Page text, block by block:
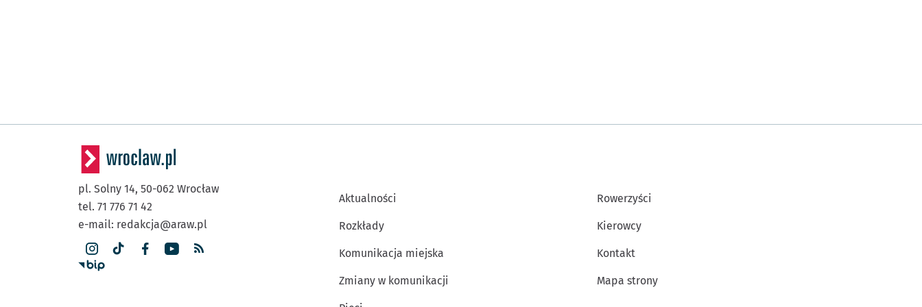
pl. Solny 14, 50-062 Wrocław
tel. 71 776 71 42
e-mail: redakcja@araw.pl
Aktualności
Rozkłady
Komunikacja miejska
Zmiany w komunikacji
Rowerzyści
Kierowcy
Kontakt
Mapa strony